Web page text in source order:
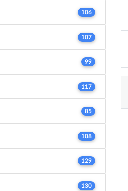
106
107
99
117
85
108
129
130